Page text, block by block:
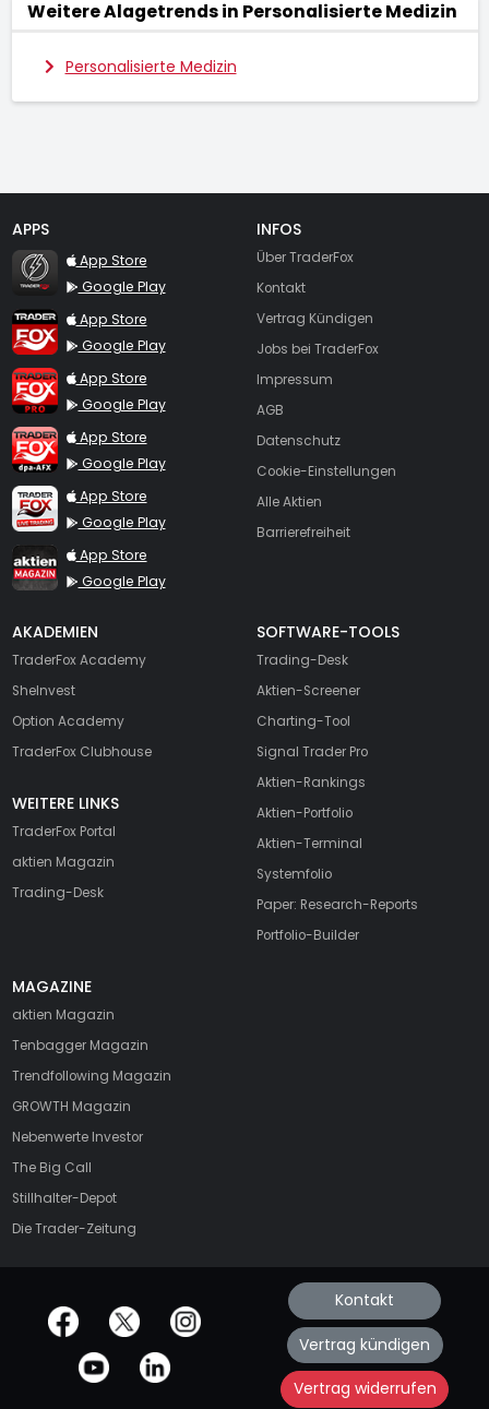
Weitere Alagetrends in Personalisierte Medizin
Personalisierte Medizin
APPS
TraderFox Flash
App Store
Google Play
TraderFox App
App Store
Google Play
TraderFox Pro
App Store
Google Play
TraderFox dpa-AFX ProFeed
App Store
Google Play
TraderFox Live Trading
App Store
Google Play
TraderFox aktien Magazin
App Store
Google Play
INFOS
Über TraderFox
Kontakt
Vertrag Kündigen
Jobs bei TraderFox
Impressum
AGB
Datenschutz
Cookie-Einstellungen
Alle Aktien
Barrierefreiheit
AKADEMIEN
TraderFox Academy
SheInvest
Option Academy
TraderFox Clubhouse
WEITERE LINKS
TraderFox Portal
aktien Magazin
Trading-Desk
SOFTWARE-TOOLS
Trading-Desk
Aktien-Screener
Charting-Tool
Signal Trader Pro
Aktien-Rankings
Aktien-Portfolio
Aktien-Terminal
Systemfolio
Paper: Research-Reports
Portfolio-Builder
MAGAZINE
aktien Magazin
Tenbagger Magazin
Trendfollowing Magazin
GROWTH Magazin
Nebenwerte Investor
The Big Call
Stillhalter-Depot
Die Trader-Zeitung
offizielle Social Media-Accounts Kontakt
Vertrag kündigen
Vertrag widerrufen